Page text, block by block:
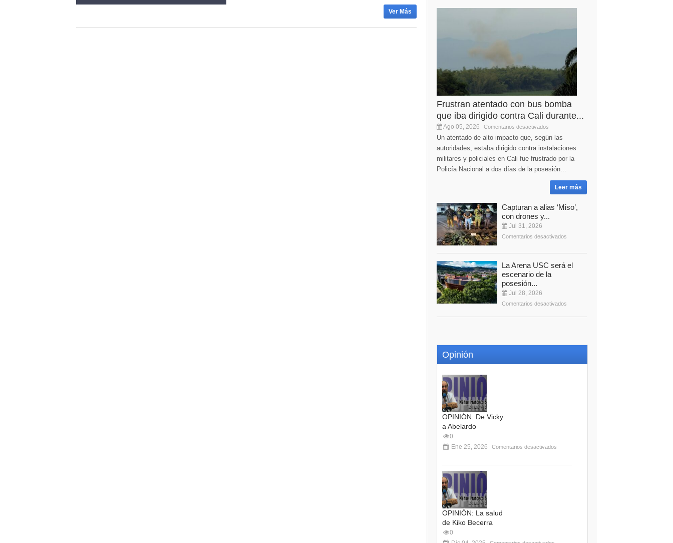
Ver Más
Frustran atentado con bus bomba
que iba dirigido contra Cali durante...
Ago 05, 2026 Comentarios desactivados
Un atentado de alto impacto que, según las
autoridades, estaba dirigido contra instalaciones
militares y policiales en Cali fue frustrado por la
Policía Nacional a dos días de la posesión...
Leer más
Capturan a alias ‘Miso’,
con drones y...
Jul 31, 2026
Comentarios desactivados
La Arena USC será el
escenario de la
posesión...
Jul 28, 2026
Comentarios desactivados
Opinión
OPINIÓN: De Vicky
a Abelardo
0
Ene 25, 2026
Comentarios desactivados
OPINIÓN: La salud
de Kiko Becerra
0